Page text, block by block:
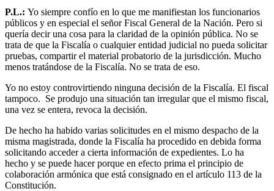
P.L.: Yo siempre confío en lo que me manifiestan los funcionarios
públicos y en especial el señor Fiscal General de la Nación. Pero si
quería decir una cosa para la claridad de la opinión pública. No se
trata de que la Fiscalía o cualquier entidad judicial no pueda solicitar
pruebas, compartir el material probatorio de la jurisdicción. Mucho
menos tratándose de la Fiscalía. No se trata de eso.
Yo no estoy controvirtiendo ninguna decisión de la Fiscalía. El fiscal
tampoco. Se produjo una situación tan irregular que el mismo fiscal,
una vez se entera, revoca la decisión.
De hecho ha habido varias solicitudes en el mismo despacho de la
misma magistrada, donde la Fiscalía ha procedido en debida forma
solicitando acceder a cierta información de expedientes. Lo ha
hecho y se puede hacer porque en efecto prima el principio de
colaboración armónica que está consignado en el artículo 113 de la
Constitución.